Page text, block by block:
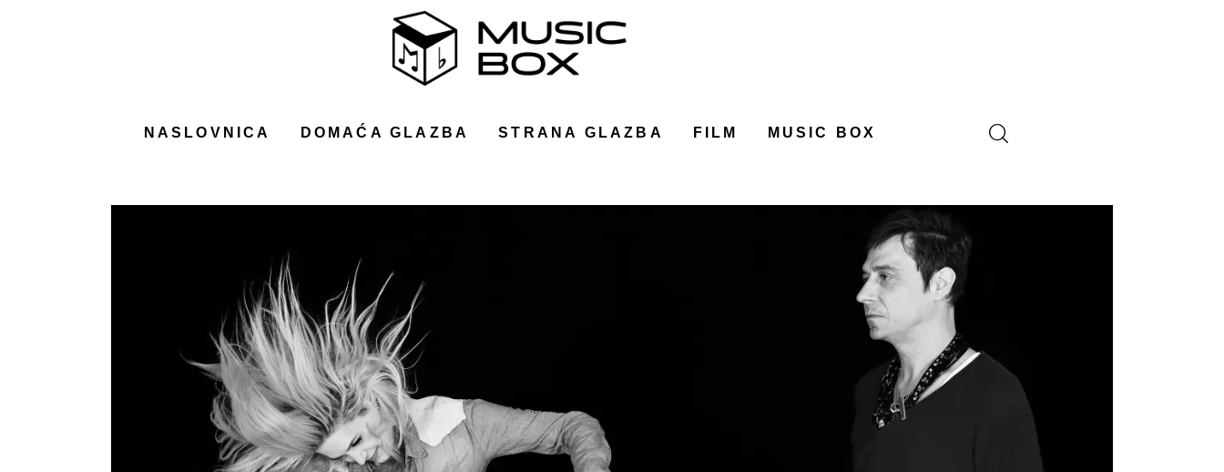
NASLOVNICA DOMAĆA GLAZBA STRANA GLAZBA FILM MUSIC BOX